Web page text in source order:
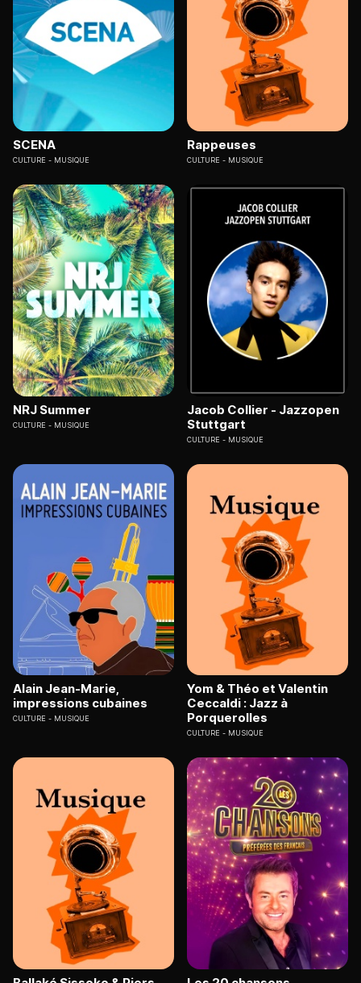
SCENA
CULTURE MUSIQUE
Rappeuses
CULTURE MUSIQUE
NRJ Summer
CULTURE MUSIQUE
Jacob Collier - Jazzopen
Stuttgart
CULTURE MUSIQUE
Alain Jean-Marie,
impressions cubaines
CULTURE MUSIQUE
Yom & Théo et Valentin
Ceccaldi : Jazz à
Porquerolles
CULTURE MUSIQUE